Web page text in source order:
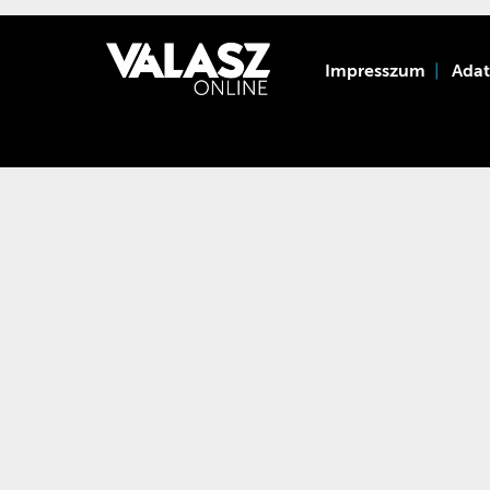
Impresszum